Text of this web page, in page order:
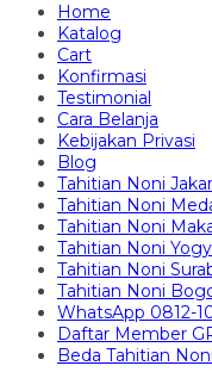
Home
Katalog
Cart
Konfirmasi
Testimonial
Cara Belanja
Kebijakan Privasi
Blog
Tahitian Noni
Tahitian Noni
Tahitian Noni
Tahitian Noni
Tahitian Noni
Tahitian Noni
WhatsApp 0812-
Daftar Member
Beda Tahitian